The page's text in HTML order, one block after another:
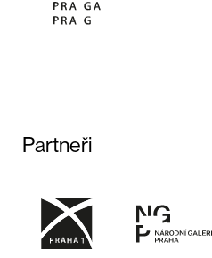
Partneři